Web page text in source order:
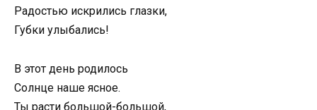
Радостью искрились глазки,
Губки улыбались!
В этот день родилось
Солнце наше ясное.
Ты расти большой-большой,